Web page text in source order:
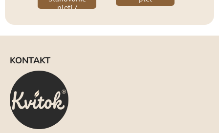
pleti /
cievky
KONTAKT